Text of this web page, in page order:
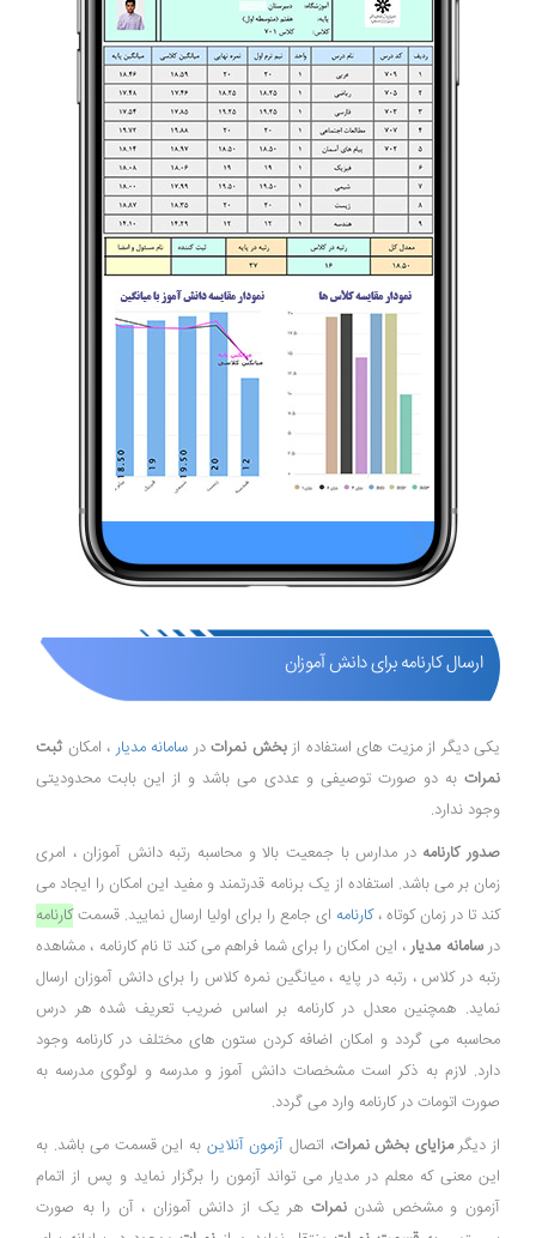
ارسال کارنامه برای دانش آموزان
یکی دیگر از مزیت های استفاده ازبخش نمرات در سامانه مدیار ، امکان ثبت
نمرات به دو صورت توصیفی و عددی می باشد و از این بابت محدودیتی
وجود ندارد.
صدور کارنامه در مدارس با جمعیت بالا و محاسبه رتبه دانش آموزان ، امری
زمان بر می باشد. استفاده از یک برنامه قدرتمند و مفید این امکان را ایجاد می
کند تا در زمان کوتاه ،کارنامه ای جامع را برای اولیا ارسال نمایید. قسمتکارنامه
درسامانه مدیار، این امکان را برای شما فراهم می کند تا نام کارنامه ، مشاهده
رتبه‌ در کلاس ، رتبه در پایه ، میانگین نمره کلاس را برای دانش آموزان ارسال
نماید. همچنین معدل در کارنامه بر اساس ضریب تعریف شده هر درس
محاسبه می گردد و امکان اضافه کردن ستون های مختلف در کارنامه وجود
دارد. لازم به ذکر است مشخصات دانش آموز و مدرسه و لوگوی مدرسه به
صورت اتومات در کارنامه وارد می گردد.
از دیگرمزایای بخش نمرات، اتصال آزمون آنلاین به این قسمت می باشد. به
این معنی که معلم در مدیار می تواند آزمون را برگزار نماید و پس از اتمام
آزمون و مشخص شدننمرات هر یک از دانش آموزان ، آن را به صورت